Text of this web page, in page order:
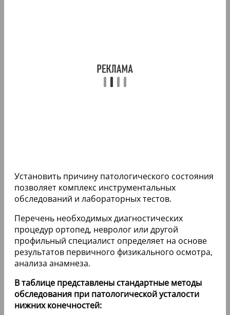
Установить причину патологического состояния
позволяет комплекс инструментальных
обследований и лабораторных тестов.
Перечень необходимых диагностических
процедур ортопед, невролог или другой
профильный специалист определяет на основе
результатов первичного физикального осмотра,
анализа анамнеза.
В таблице представлены стандартные методы
обследования при патологической усталости
нижних конечностей: